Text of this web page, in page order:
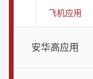
飞机应用
安华高应用